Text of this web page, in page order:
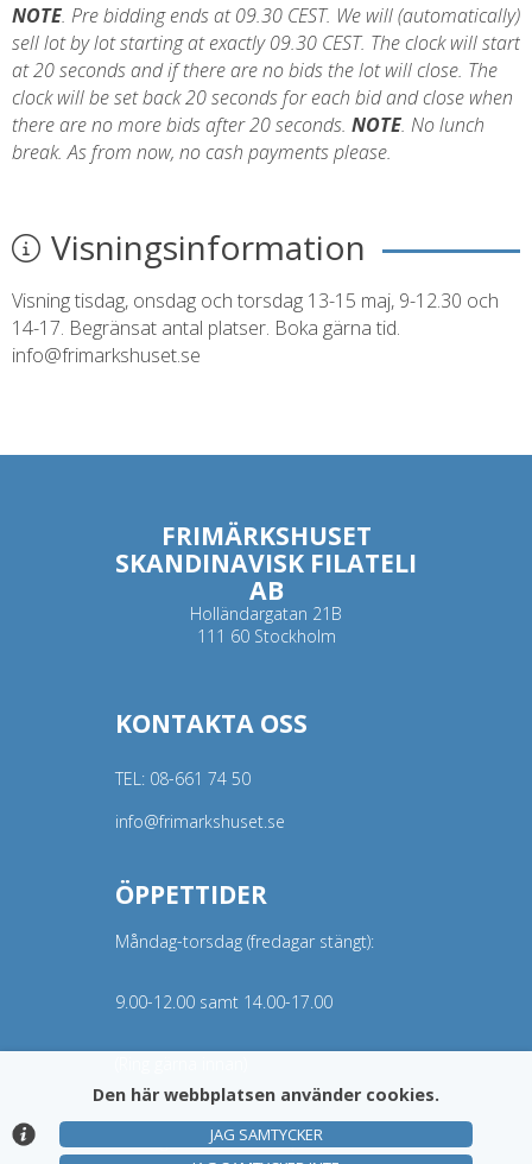
NOTE. Pre bidding ends at 09.30 CEST. We will (automatically)
sell lot by lot starting at exactly 09.30 CEST. The clock will start
at 20 seconds and if there are no bids the lot will close. The
clock will be set back 20 seconds for each bid and close when
there are no more bids after 20 seconds. NOTE. No lunch
break. As from now, no cash payments please.
Visningsinformation
Visning tisdag, onsdag och torsdag 13-15 maj, 9-12.30 och
14-17. Begränsat antal platser. Boka gärna tid.
info@frimarkshuset.se
FRIMÄRKSHUSET
SKANDINAVISK FILATELI
AB
Holländargatan 21B
111 60 Stockholm
KONTAKTA OSS
TEL: 08-661 74 50
info@frimarkshuset.se
ÖPPETTIDER
Måndag-torsdag (fredagar stängt):
9.00-12.00 samt 14.00-17.00
© Argonova Auktionsplattform 2026
Den här webbplatsen använder cookies.
JAG SAMTYCKER